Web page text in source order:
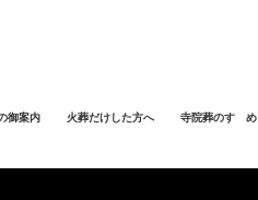
御案内 火葬だけした方へ 寺院葬のすゝめ